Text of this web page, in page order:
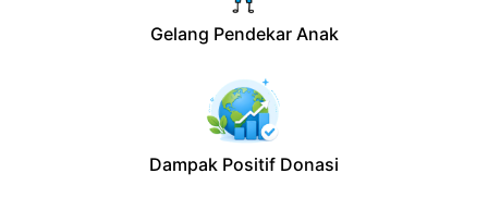
Gelang Pendekar Anak
Dampak Positif Donasi